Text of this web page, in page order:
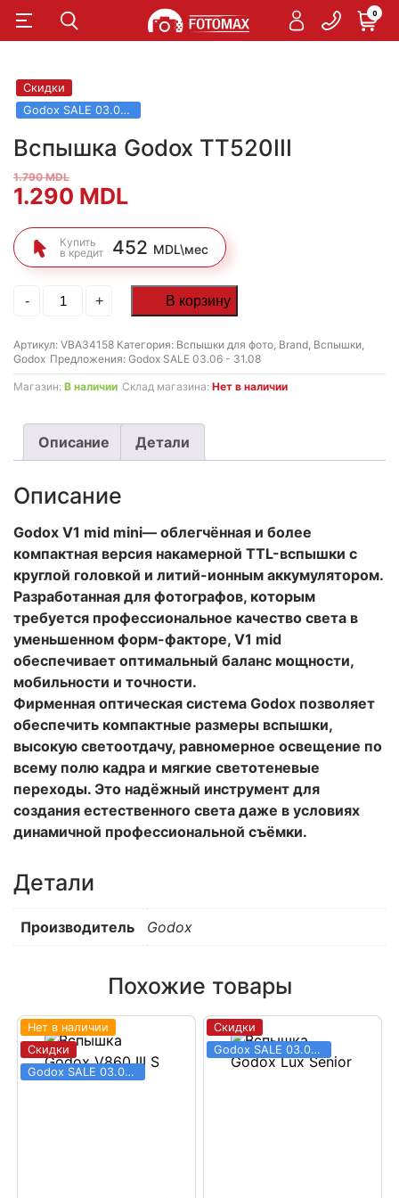
0
Скидки
Godox SALE 03.06 - 31.08
Вспышка Godox TT520III
1.790MDL
Первоначальная
цена
составляла
1.790 MDL.
1.290 MDLТекущая
цена:
1.290 MDL.
Купить
в кредит
452 MDL\мес
-
Количество
товара
TT520III
+ В корзину
Артикул: VBA34158 Категория: Вспышки для фото, Brand, Вспышки,
Godox Предложения: Godox SALE 03.06 - 31.08
Магазин: В наличии Склад магазина: Нет в наличии
Описание Детали
Описание
Godox V1 mid mini— облегчённая и более
компактная версия накамерной TTL-вспышки с
круглой головкой и литий-ионным аккумулятором.
Разработанная для фотографов, которым
требуется профессиональное качество света в
уменьшенном форм-факторе, V1 mid
обеспечивает оптимальный баланс мощности,
мобильности и точности.
Фирменная оптическая система Godox позволяет
обеспечить компактные размеры вспышки,
высокую светоотдачу, равномерное освещение по
всему полю кадра и мягкие светотеневые
переходы. Это надёжный инструмент для
создания естественного света даже в условиях
динамичной профессиональной съёмки.
Детали
Производитель Godox
Похожие товары
Нет в наличии
Скидки
Godox SALE 03.06 - 31.08
Скидки
Godox SALE 03.06 - 31.08